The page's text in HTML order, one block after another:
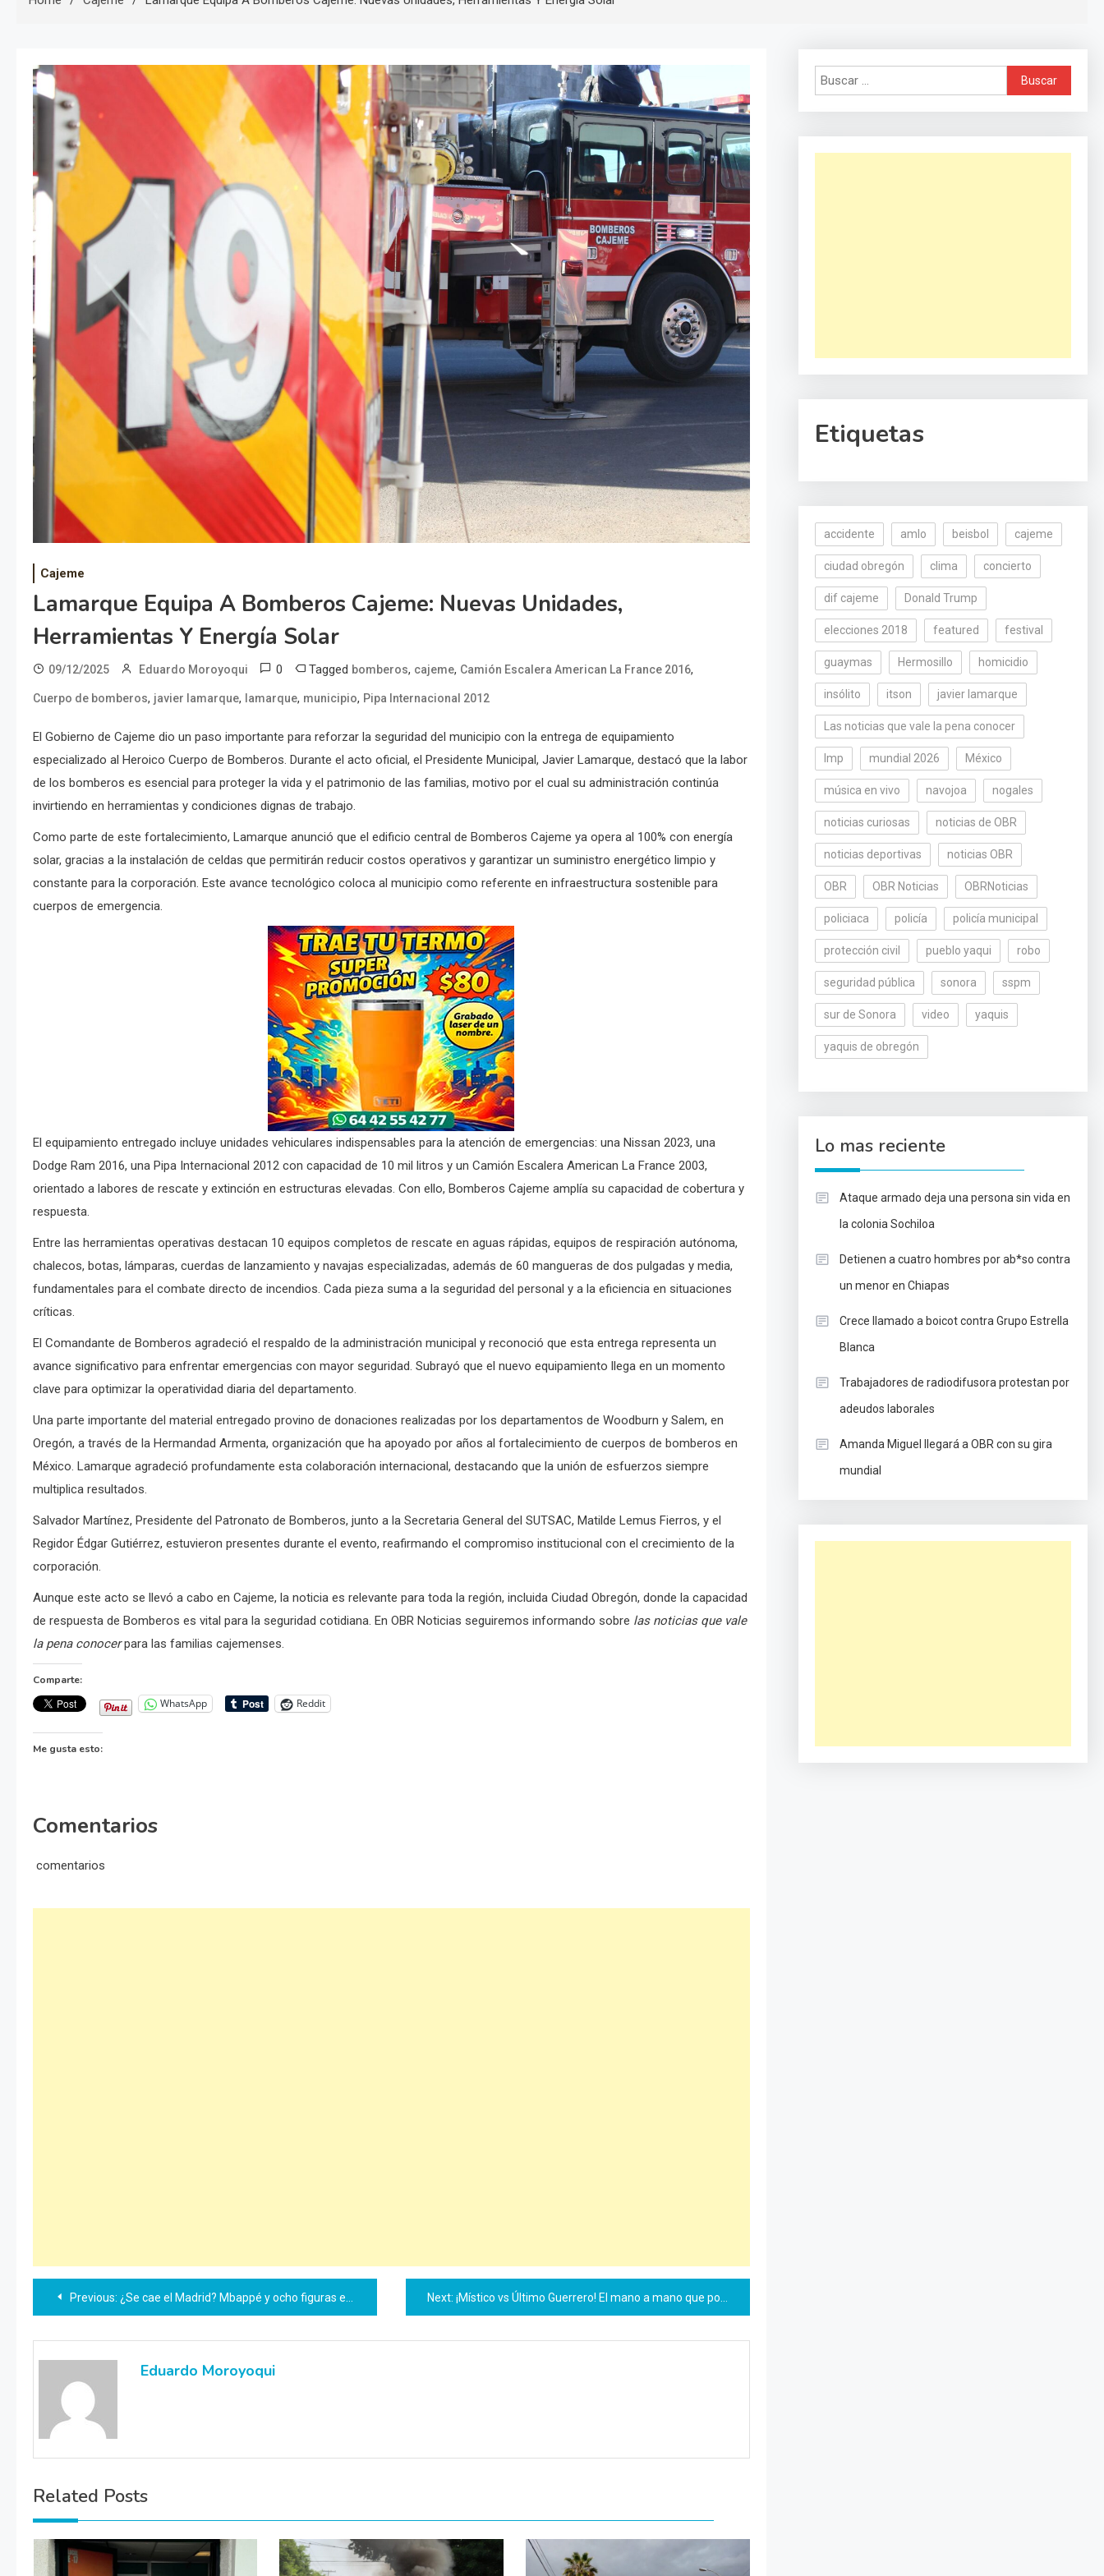
Cajeme
Lamarque Equipa A Bomberos Cajeme: Nuevas Unidades,
Herramientas Y Energía Solar
09/12/2025 Eduardo Moroyoqui 0 Tagged bomberos, cajeme, Camión Escalera American La France 2016,
Cuerpo de bomberos, javier lamarque, lamarque, municipio, Pipa Internacional 2012
El Gobierno de Cajeme dio un paso importante para reforzar la seguridad del municipio con la entrega de equipamiento
especializado al Heroico Cuerpo de Bomberos. Durante el acto oficial, el Presidente Municipal, Javier Lamarque, destacó que la labor
de los bomberos es esencial para proteger la vida y el patrimonio de las familias, motivo por el cual su administración continúa
invirtiendo en herramientas y condiciones dignas de trabajo.
Como parte de este fortalecimiento, Lamarque anunció que el edificio central de Bomberos Cajeme ya opera al 100% con energía
solar, gracias a la instalación de celdas que permitirán reducir costos operativos y garantizar un suministro energético limpio y
constante para la corporación. Este avance tecnológico coloca al municipio como referente en infraestructura sostenible para
cuerpos de emergencia.
El equipamiento entregado incluye unidades vehiculares indispensables para la atención de emergencias: una Nissan 2023, una
Dodge Ram 2016, una Pipa Internacional 2012 con capacidad de 10 mil litros y un Camión Escalera American La France 2003,
orientado a labores de rescate y extinción en estructuras elevadas. Con ello, Bomberos Cajeme amplía su capacidad de cobertura y
respuesta.
Entre las herramientas operativas destacan 10 equipos completos de rescate en aguas rápidas, equipos de respiración autónoma,
chalecos, botas, lámparas, cuerdas de lanzamiento y navajas especializadas, además de 60 mangueras de dos pulgadas y media,
fundamentales para el combate directo de incendios. Cada pieza suma a la seguridad del personal y a la eficiencia en situaciones
críticas.
El Comandante de Bomberos agradeció el respaldo de la administración municipal y reconoció que esta entrega representa un
avance significativo para enfrentar emergencias con mayor seguridad. Subrayó que el nuevo equipamiento llega en un momento
clave para optimizar la operatividad diaria del departamento.
Una parte importante del material entregado provino de donaciones realizadas por los departamentos de Woodburn y Salem, en
Oregón, a través de la Hermandad Armenta, organización que ha apoyado por años al fortalecimiento de cuerpos de bomberos en
México. Lamarque agradeció profundamente esta colaboración internacional, destacando que la unión de esfuerzos siempre
multiplica resultados.
Salvador Martínez, Presidente del Patronato de Bomberos, junto a la Secretaria General del SUTSAC, Matilde Lemus Fierros, y el
Regidor Édgar Gutiérrez, estuvieron presentes durante el evento, reafirmando el compromiso institucional con el crecimiento de la
corporación.
Aunque este acto se llevó a cabo en Cajeme, la noticia es relevante para toda la región, incluida Ciudad Obregón, donde la capacidad
de respuesta de Bomberos es vital para la seguridad cotidiana. En OBR Noticias seguiremos informando sobre las noticias que vale
la pena conocerpara las familias cajemenses.
Comparte:
WhatsApp Reddit
Me gusta esto:
Comentarios
comentarios
Navegación
de
entradas
Previous: ¿Se cae el Madrid? Mbappé y ocho figuras en duda para el partido clave Next: ¡Místico vs Último Guerrero! El mano a mano que pondrá a Obregón a vibrar
Eduardo Moroyoqui
Related Posts
Buscar:
Etiquetas
accidente amlo beisbol cajeme
ciudad obregón clima concierto
dif cajeme Donald Trump
elecciones 2018 featured festival
guaymas Hermosillo homicidio
insólito itson javier lamarque
Las noticias que vale la pena conocer
lmp mundial 2026 México
música en vivo navojoa nogales
noticias curiosas noticias de OBR
noticias deportivas noticias OBR
OBR OBR Noticias OBRNoticias
policiaca policía policía municipal
protección civil pueblo yaqui robo
seguridad pública sonora sspm
sur de Sonora video yaquis
yaquis de obregón
Lo mas reciente
Ataque armado deja una persona sin vida en
la colonia Sochiloa
Detienen a cuatro hombres por ab*so contra
un menor en Chiapas
Crece llamado a boicot contra Grupo Estrella
Blanca
Trabajadores de radiodifusora protestan por
adeudos laborales
Amanda Miguel llegará a OBR con su gira
mundial